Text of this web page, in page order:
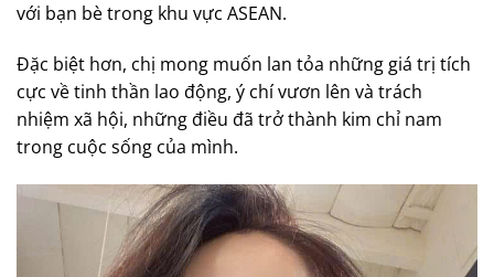
với bạn bè trong khu vực ASEAN.
Đặc biệt hơn, chị mong muốn lan tỏa những giá trị tích
cực về tinh thần lao động, ý chí vươn lên và trách
nhiệm xã hội, những điều đã trở thành kim chỉ nam
trong cuộc sống của mình.